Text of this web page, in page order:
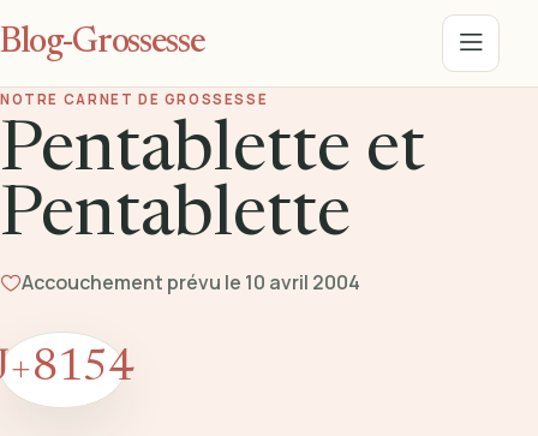
Blog-Grossesse Menu
NOTRE CARNET DE GROSSESSE
Pentablette et
Pentablette
Accouchement prévu le 10 avril 2004